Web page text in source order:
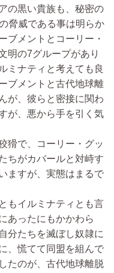
の黒い貴族も、秘密の
脅威である事は明らか
ブメントとコーリー・
明の7グループがあり
ミナティと考えても良
ブメントと古代地球離
が、彼らと密接に関わ
が、悪から手を引く気
猾で、コーリー・グッ
ちがカバールと対峙す
ますが、実態はまるで
もイルミナティとも言
あったにもかかわら
分たちを滅ぼし奴隷に
、慌てて同盟を組んで
たのが、古代地球離脱